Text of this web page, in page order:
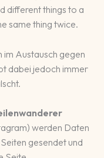
different things to a
same thing twice.
im Austausch gegen
dabei jedoch immer
werden Daten
gesendet und